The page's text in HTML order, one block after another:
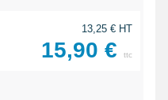
13,25 € HT
15,90 € ttc